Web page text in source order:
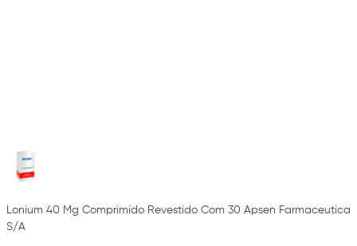
Lonium 40 Mg Comprimido Revestido Com 30 Apsen Farmaceutica
S/A